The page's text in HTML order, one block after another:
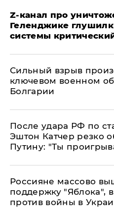
Z-канал про
Геленджике
системы
Сильный взрыв
ключевом военном
Болгарии
После удара РФ по
Эштон Катчер резко
Путину: "Ты
Россияне массово
поддержку "Яблока",
против войны в